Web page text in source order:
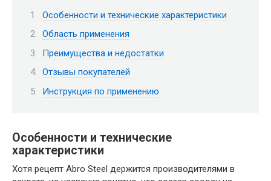
Особенности и технические характеристики
Область применения
Преимущества и недостатки
Отзывы покупателей
Инструкция по применению
Особенности и технические
характеристики
Хотя рецепт Abro Steel держится производителями в